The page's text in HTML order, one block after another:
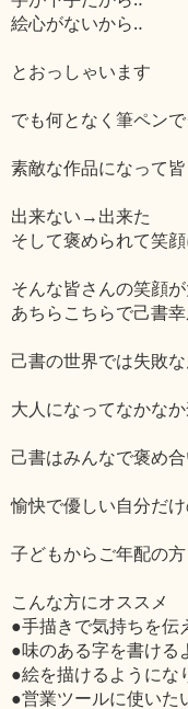
絵心がないから‥
とおっしゃいます
でも何となく筆ペン
素敵な作品になって
出来ない→出来た
そして褒められて笑顔
そんな皆さんの笑顔
あちらこちらで己書
己書の世界では失敗
大人になってなかな
己書はみんなで褒め
愉快で優しい自分だ
子どもからご年配の
こんな方にオススメ
●手描きで気持ちを伝
●味のある字を書ける
●絵を描けるようにな
●営業ツールに使いた